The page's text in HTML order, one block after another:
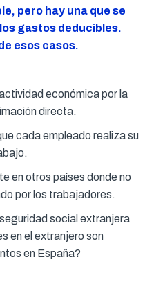
pero hay una que se
gastos deducibles.
esos casos.
económica por la
directa.
cada empleado realiza su
en otros países donde no
por los trabajadores.
social extranjera
en el extranjero son
en España?